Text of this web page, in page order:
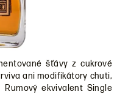
šťávy z cukrové
ani modifikátory chuti,
ekvivalent Single